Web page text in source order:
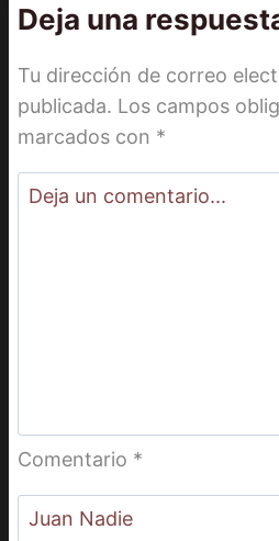
Deja una
Tu dirección de correo
publicada. Los campos
marcados con *
Comentario *